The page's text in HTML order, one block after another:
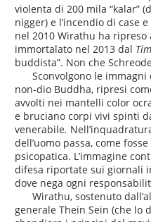
violenta di 200 mila “kalar”
nigger) e l’incendio di case
nel 2010 Wirathu ha ripreso
immortalato nel 2013 dal
buddista”. Non che
Sconvolgono le immagni
non-dio Buddha, ripresi
avvolti nei mantelli color
e bruciano corpi vivi spinti
venerabile.
dell’uomo passa, come
psicopatica. L’immagine
difesa riportate sui giornali
dove nega ogni
Wirathu, sostenuto
generale Thein Sein (che lo